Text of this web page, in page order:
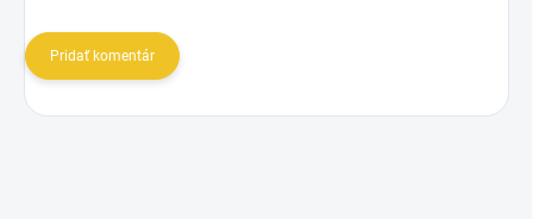
Pridať komentár